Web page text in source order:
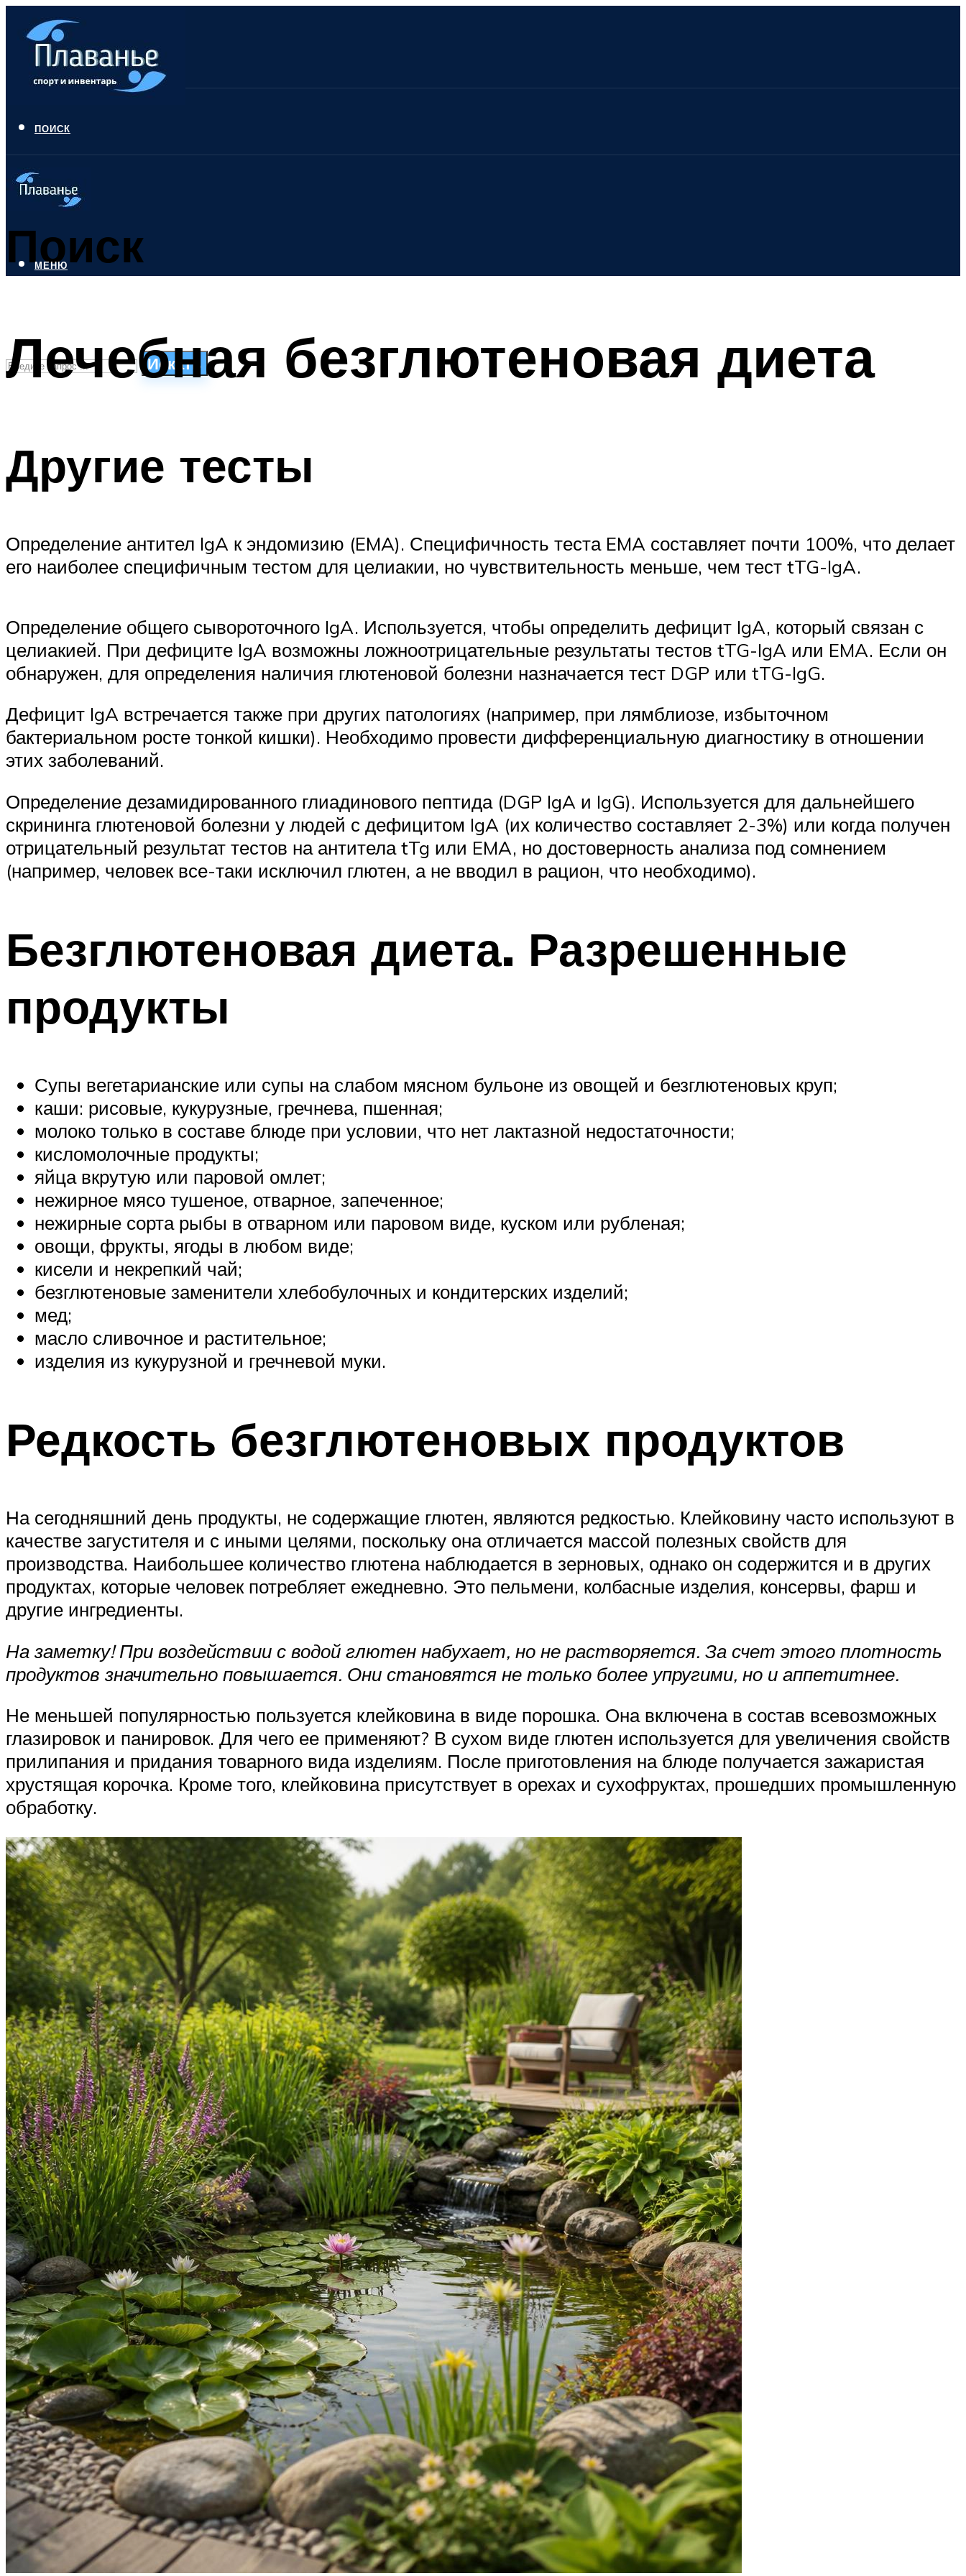
ПОИСК
Поиск
Искать
БАССЕЙН ДЛЯ ДОМА
ОЧИСТКА БАССЕЙНОВ
МЕНЮ
Лечебная безглютеновая диета
Другие тесты
Определение антител IgA к эндомизию (EMA). Специфичность теста EMA составляет почти 100%, что делает
его наиболее специфичным тестом для целиакии, но чувствительность меньше, чем тест tTG-IgA.
Определение общего сывороточного IgA. Используется, чтобы определить дефицит IgA, который связан с
целиакией. При дефиците IgA возможны ложноотрицательные результаты тестов tTG-IgA или EMA. Если он
обнаружен, для определения наличия глютеновой болезни назначается тест DGP или tTG-IgG.
Дефицит IgA встречается также при других патологиях (например, при лямблиозе, избыточном
бактериальном росте тонкой кишки). Необходимо провести дифференциальную диагностику в отношении
этих заболеваний.
Определение дезамидированного глиадинового пептида (DGP IgA и IgG). Используется для дальнейшего
скрининга глютеновой болезни у людей с дефицитом IgA (их количество составляет 2-3%) или когда получен
отрицательный результат тестов на антитела tTg или EMA, но достоверность анализа под сомнением
(например, человек все-таки исключил глютен, а не вводил в рацион, что необходимо).
Безглютеновая диета. Разрешенные
продукты
Супы вегетарианские или супы на слабом мясном бульоне из овощей и безглютеновых круп;
каши: рисовые, кукурузные, гречнева, пшенная;
молоко только в составе блюде при условии, что нет лактазной недостаточности;
кисломолочные продукты;
яйца вкрутую или паровой омлет;
нежирное мясо тушеное, отварное, запеченное;
нежирные сорта рыбы в отварном или паровом виде, куском или рубленая;
овощи, фрукты, ягоды в любом виде;
кисели и некрепкий чай;
безглютеновые заменители хлебобулочных и кондитерских изделий;
мед;
масло сливочное и растительное;
изделия из кукурузной и гречневой муки.
Редкость безглютеновых продуктов
На сегодняшний день продукты, не содержащие глютен, являются редкостью. Клейковину часто используют в
качестве загустителя и с иными целями, поскольку она отличается массой полезных свойств для
производства. Наибольшее количество глютена наблюдается в зерновых, однако он содержится и в других
продуктах, которые человек потребляет ежедневно. Это пельмени, колбасные изделия, консервы, фарш и
другие ингредиенты.
На заметку! При воздействии с водой глютен набухает, но не растворяется. За счет этого плотность
продуктов значительно повышается. Они становятся не только более упругими, но и аппетитнее.
Не меньшей популярностью пользуется клейковина в виде порошка. Она включена в состав всевозможных
глазировок и панировок. Для чего ее применяют? В сухом виде глютен используется для увеличения свойств
прилипания и придания товарного вида изделиям. После приготовления на блюде получается зажаристая
хрустящая корочка. Кроме того, клейковина присутствует в орехах и сухофруктах, прошедших промышленную
обработку.